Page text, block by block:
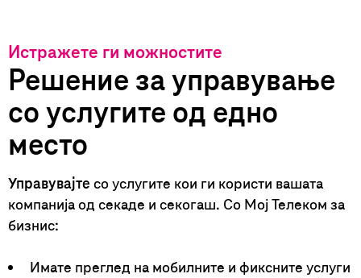
Истражете ги можностите
Решение за управување
со услугите од едно
место
Управувајте со услугите кои ги користи вашата
компанија од секаде и секогаш. Со Мој Телеком за
бизнис:
Имате преглед на мобилните и фиксните услуги